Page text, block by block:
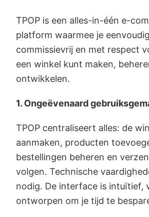
TPOP is een alles-in-één e-
platform waarmee je
commissievrij en met respect
een winkel kunt maken,
ontwikkelen.
1. Ongeëvenaard
TPOP centraliseert alles: de
aanmaken, producten
bestellingen beheren en
volgen. Technische
nodig. De interface is intuïtief,
ontworpen om je tijd te